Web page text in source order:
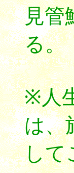
見管
る。
※人
は、
して